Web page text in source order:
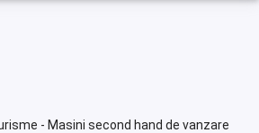
- Masini second hand de vanzare